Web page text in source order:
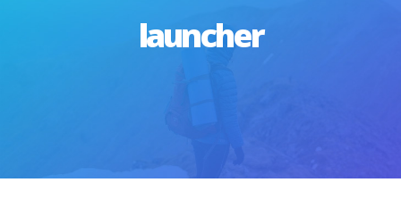
launcher